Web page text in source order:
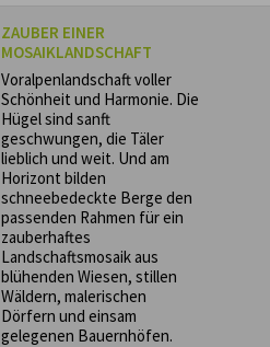
ZAUBER EINER
MOSAIKLANDSCHAFT
Voralpenlandschaft voller
Schönheit und Harmonie. Die
Hügel sind sanft
geschwungen, die Täler
lieblich und weit. Und am
Horizont bilden
schneebedeckte Berge den
passenden Rahmen für ein
zauberhaftes
Landschaftsmosaik aus
blühenden Wiesen, stillen
Wäldern, malerischen
Dörfern und einsam
gelegenen Bauernhöfen.